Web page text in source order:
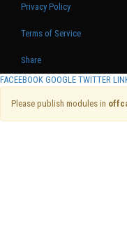
Privacy Policy
Terms of Service
Share
FACEEBOOK GOOGLE TWITTER
Please publish modules in